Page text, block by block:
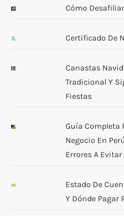
Cómo
Certificado De
Canastas
Tradicional Y
Fiestas
Guía Completa
Negocio En
Errores A Evitar
Estado De
Y Dónde Pagar